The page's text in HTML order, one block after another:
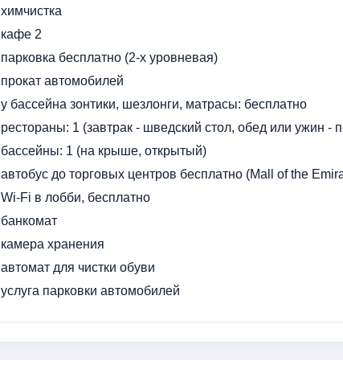
химчистка
кафе 2
парковка бесплатно (2-х уровневая)
прокат автомобилей
у бассейна зонтики, шезлонги, матрасы: бесплатно
рестораны: 1 (завтрак - шведский стол, обед или ужин -
бассейны: 1 (на крыше, открытый)
автобус до торговых центров бесплатно (Mall of the
Wi-Fi в лобби, бесплатно
банкомат
камера хранения
автомат для чистки обуви
услуга парковки автомобилей